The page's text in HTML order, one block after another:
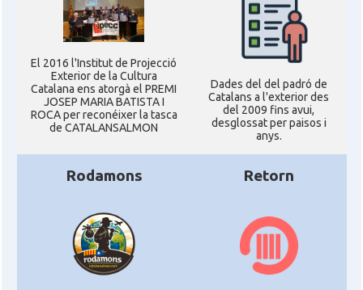
El 2016 l'Institut de Projecció
Exterior de la Cultura
Catalana ens atorgà el PREMI
JOSEP MARIA BATISTA I
ROCA per reconéixer la tasca
de CATALANSALMON
Dades del del padró de
Catalans a l'exterior des
del 2009 fins avui,
desglossat per paisos i
anys.
Rodamons Retorn